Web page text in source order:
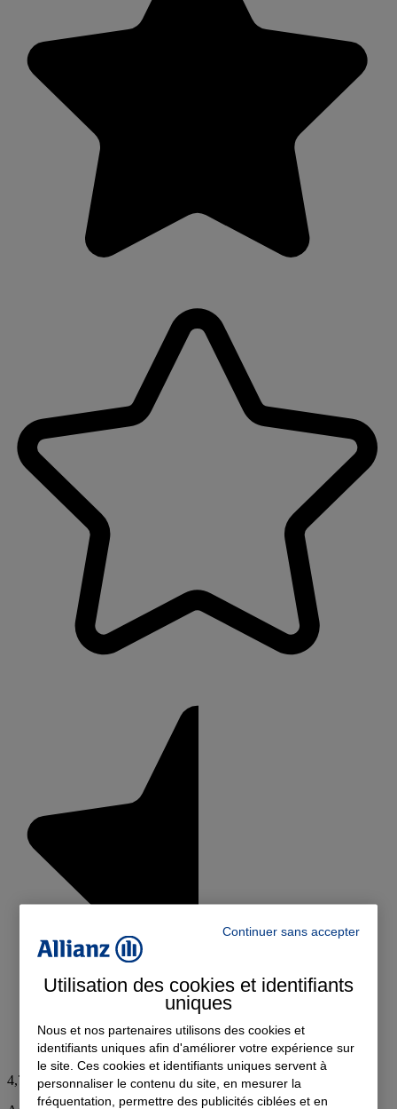
4,7
Continuer sans accepter
Utilisation des cookies et identifiants
uniques
Nous et nos partenaires utilisons des cookies et
identifiants uniques afin d'améliorer votre expérience sur
le site. Ces cookies et identifiants uniques servent à
personnaliser le contenu du site, en mesurer la
fréquentation, permettre des publicités ciblées et en